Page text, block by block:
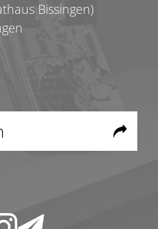
Bissingen)